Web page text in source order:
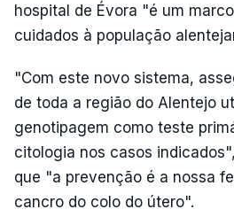
hospital de Évora "é um
cuidados à população
"Com este novo sistema,
de toda a região do Alentejo
genotipagem como teste
citologia nos casos
que "a prevenção é a nossa
cancro do colo do útero".